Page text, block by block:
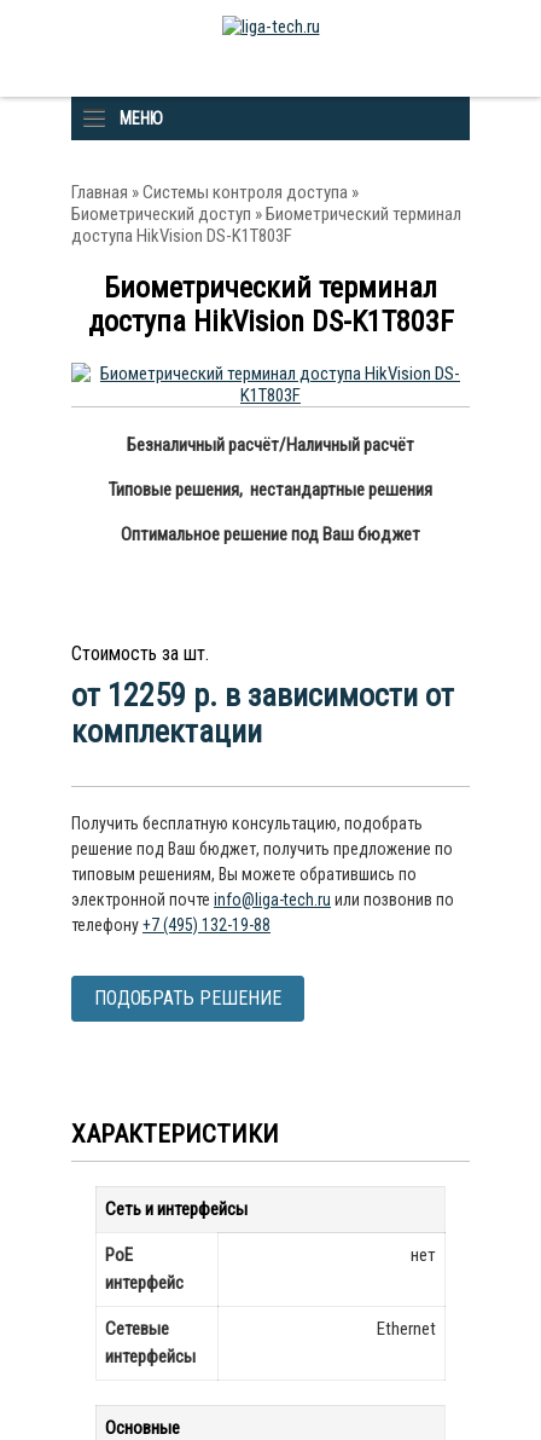
МЕНЮ
Главная »Системы контроля доступа »
Биометрический доступ » Биометрический терминал
доступа HikVision DS-K1T803F
Биометрический терминал
доступа HikVision DS-K1T803F
Безналичный расчёт/Наличный расчёт
Типовые решения, нестандартные решения
Оптимальное решение под Ваш бюджет
Стоимость за шт.
от 12259 р. в зависимости от
комплектации
Получить бесплатную консультацию, подобрать
решение под Ваш бюджет, получить предложение по
типовым решениям, Вы можете обратившись по
электронной почте info@liga-tech.ru или позвонив по
телефону+7 (495) 132-19-88
ПОДОБРАТЬ РЕШЕНИЕ
ХАРАКТЕРИСТИКИ
Сеть и интерфейсы
PoE
интерфейс
нет
Сетевые
интерфейсы
Ethernet
Основные